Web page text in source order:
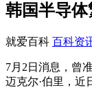
韩国半导
就爱百科 百科资
7月2日消息，曾
迈克尔·伯里，近